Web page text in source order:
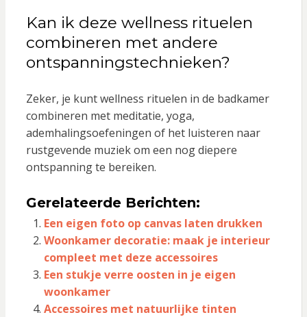
Kan ik deze wellness rituelen
combineren met andere
ontspanningstechnieken?
Zeker, je kunt wellness rituelen in de badkamer
combineren met meditatie, yoga,
ademhalingsoefeningen of het luisteren naar
rustgevende muziek om een nog diepere
ontspanning te bereiken.
Gerelateerde Berichten:
Een eigen foto op canvas laten drukken
Woonkamer decoratie: maak je interieur
compleet met deze accessoires
Een stukje verre oosten in je eigen
woonkamer
Accessoires met natuurlijke tinten